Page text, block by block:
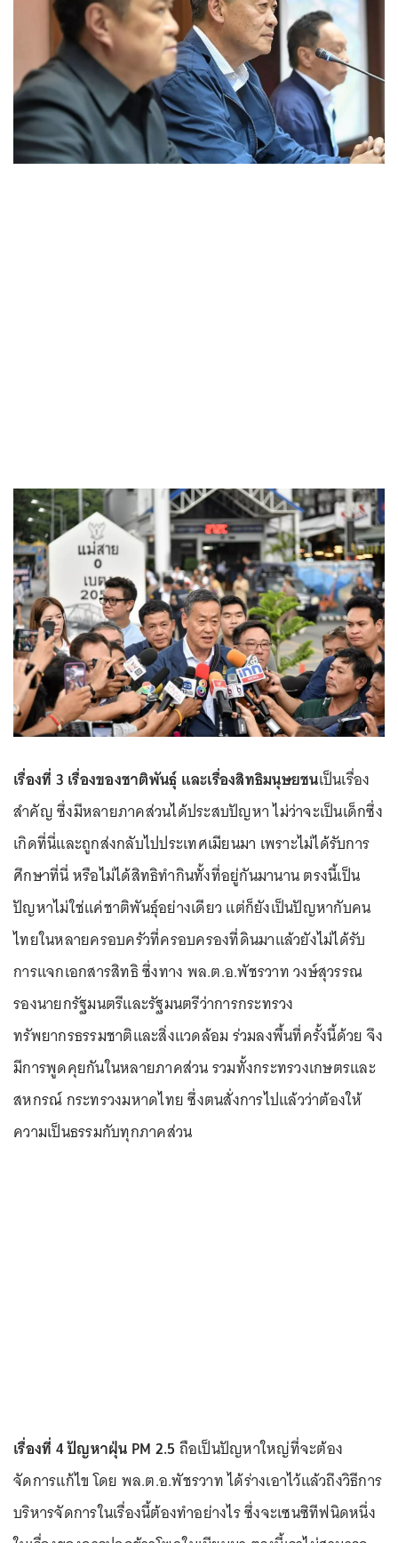
เรื่องที่ 3 เรื่องของชาติพันธุ์ และเรื่องสิทธิมนุษยชนเป็นเรื่อง
สำคัญ ซึ่งมีหลายภาคส่วนได้ประสบปัญหา ไม่ว่าจะเป็นเด็กซึ่ง
เกิดที่นี่และถูกส่งกลับไปประเทศเมียนมา เพราะไม่ได้รับการ
ศึกษาที่นี่ หรือไม่ได้สิทธิทำกินทั้งที่อยู่กันมานาน ตรงนี้เป็น
ปัญหาไม่ใช่แค่ชาติพันธุ์อย่างเดียว แต่ก็ยังเป็นปัญหากับคน
ไทยในหลายครอบครัวที่ครอบครองที่ดินมาแล้วยังไม่ได้รับ
การแจกเอกสารสิทธิ ซึ่งทาง พล.ต.อ.พัชรวาท วงษ์สุวรรณ
รองนายกรัฐมนตรีและรัฐมนตรีว่าการกระทรวง
ทรัพยากรธรรมชาติและสิ่งแวดล้อม ร่วมลงพื้นที่ครั้งนี้ด้วย จึง
มีการพูดคุยกันในหลายภาคส่วน รวมทั้งกระทรวงเกษตรและ
สหกรณ์ กระทรวงมหาดไทย ซึ่งตนสั่งการไปแล้วว่าต้องให้
ความเป็นธรรมกับทุกภาคส่วน
เรื่องที่ 4 ปัญหาฝุ่น PM 2.5 ถือเป็นปัญหาใหญ่ที่จะต้อง
จัดการแก้ไข โดย พล.ต.อ.พัชรวาท ได้ร่างเอาไว้แล้วถึงวิธีการ
บริหารจัดการในเรื่องนี้ต้องทำอย่างไร ซึ่งจะเซนซิทีฟนิดหนึ่ง